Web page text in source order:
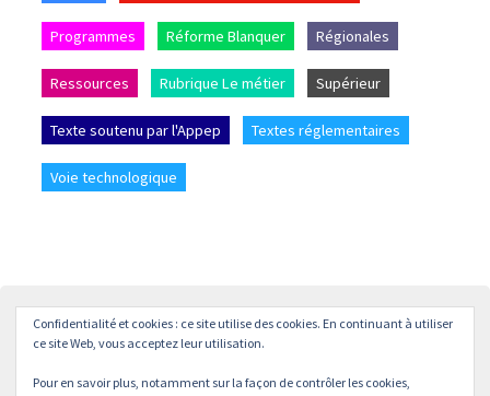
Programmes Réforme Blanquer Régionales
Ressources Rubrique Le métier Supérieur
Texte soutenu par l'Appep Textes réglementaires
Voie technologique
Accueil L’APPEP Adhésion
La revue « L’enseignement
Philosophique »
Confidentialité et cookies : ce site utilise des cookies. En continuant à utiliser
ce site Web, vous acceptez leur utilisation.
Pour en savoir plus, notamment sur la façon de contrôler les cookies,